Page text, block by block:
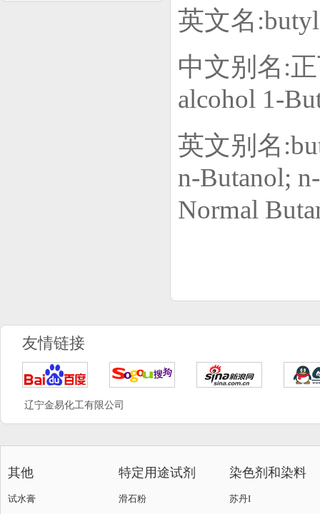
英文名:
中文别名:
alcohol 1-
英文别名:
n-Butanol;
Normal
友情链接
辽宁金易化工有限公司
其他
试水膏
特定用途试剂
滑石粉
染色剂和染料
苏丹I